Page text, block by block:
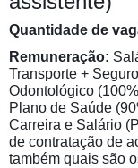
Quantidade de
Remuneração:
Transporte +
Odontológico
Plano de Saúde
Carreira e Salário
de contratação de
também quais são